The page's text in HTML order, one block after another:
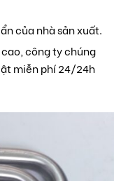
của nhà sản xuất.
công ty chúng
miễn phí 24/24h